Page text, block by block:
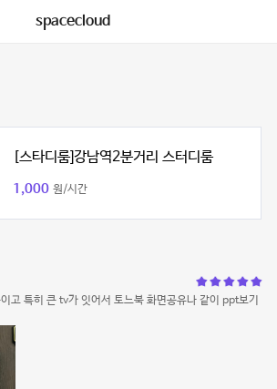
spacecloud
[스타디룸]강남역2분거리 스터디룸
1,000 원/시간
고 특히 큰 tv가 잇어서 토느북 화면공유나 같이 ppt보기